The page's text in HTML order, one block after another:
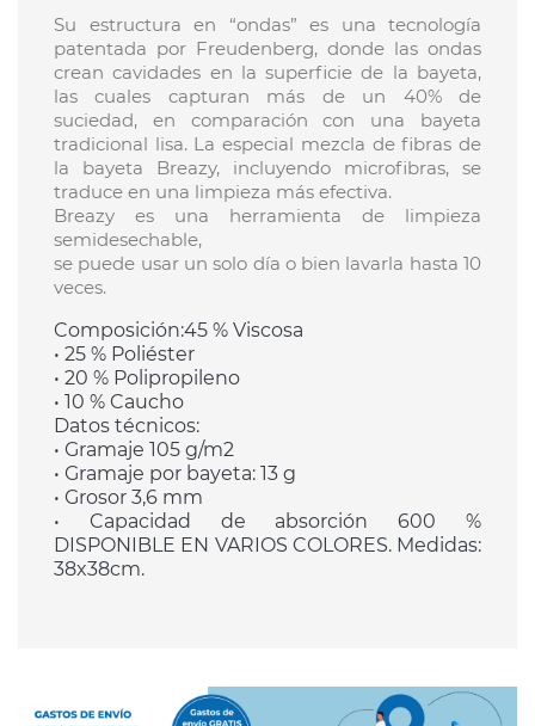
Su estructura en “ondas” es una tecnología
patentada por Freudenberg, donde las ondas
crean cavidades en la superficie de la bayeta,
las cuales capturan más de un 40% de
suciedad, en comparación con una bayeta
tradicional lisa. La especial mezcla de fibras de
la bayeta Breazy, incluyendo microfibras, se
traduce en una limpieza más efectiva.
Breazy es una herramienta de limpieza
semidesechable,
se puede usar un solo día o bien lavarla hasta 10
veces.
Composición:45 % Viscosa
• 25 % Poliéster
• 20 % Polipropileno
• 10 % Caucho
Datos técnicos:
• Gramaje 105 g/m2
• Gramaje por bayeta: 13 g
• Grosor 3,6 mm
• Capacidad de absorción 600 %
DISPONIBLE EN VARIOS COLORES. Medidas:
38x38cm.